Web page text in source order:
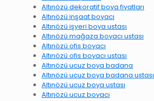
Altınözü dekoratif boya fiyatları
Altınözü inşaat boyacı
Altınözü işyeri boya ustası
Altınözü mağaza boyacı ustası
Altınözü ofis boyacı
Altınözü ofis boyacı ustası
Altınözü ucuz boya badana
Altınözü ucuz boya badana ustası
Altınözü ucuz boya ustası
Altınözü ucuz boyacı